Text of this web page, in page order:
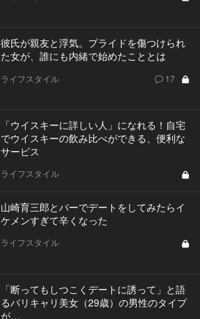
彼氏が親友と浮気。プライドを傷つけられ
た女が、誰にも内緒で始めたこととは
ライフスタイル 17
「ウイスキーに詳しい人」になれる！自宅
でウイスキーの飲み比べができる、便利な
サービス
ライフスタイル
山崎育三郎とバーでデートをしてみたらイ
ケメンすぎて辛くなった
ライフスタイル
「断ってもしつこくデートに誘って」と語
るバリキャリ美女（29歳）の男性のタイプ
が…